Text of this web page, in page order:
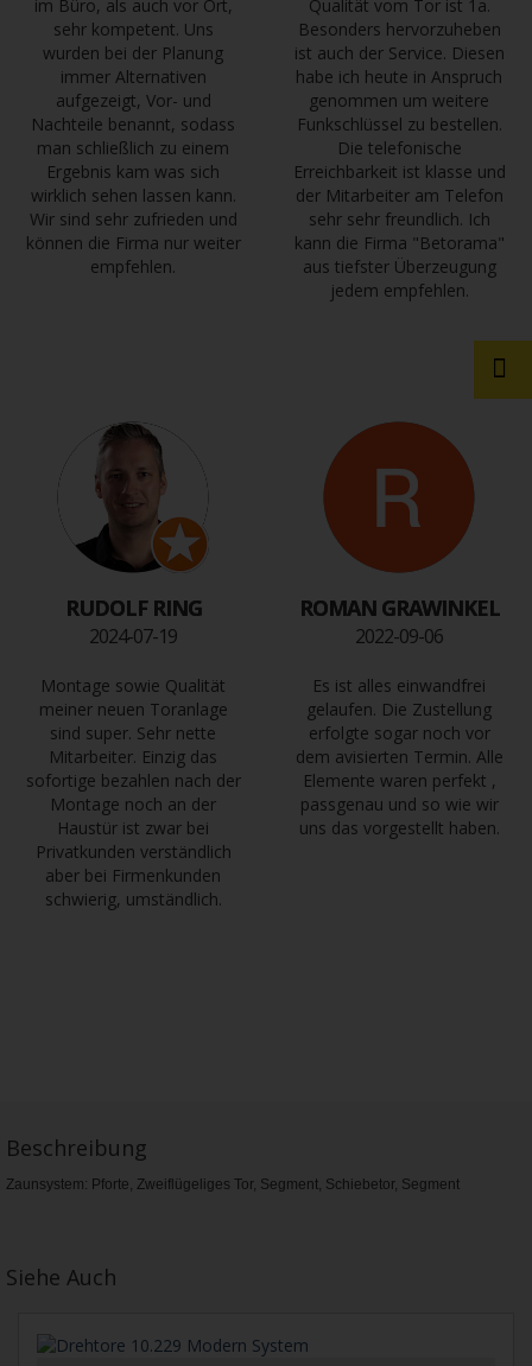
im Büro, als auch vor Ort,
sehr kompetent. Uns
wurden bei der Planung
immer Alternativen
aufgezeigt, Vor- und
Nachteile benannt, sodass
man schließlich zu einem
Ergebnis kam was sich
wirklich sehen lassen kann.
Wir sind sehr zufrieden und
können die Firma nur weiter
empfehlen.
Qualität vom Tor ist 1a.
Besonders hervorzuheben
ist auch der Service. Diesen
habe ich heute in Anspruch
genommen um weitere
Funkschlüssel zu bestellen.
Die telefonische
Erreichbarkeit ist klasse und
der Mitarbeiter am Telefon
sehr sehr freundlich. Ich
kann die Firma "Betorama"
aus tiefster Überzeugung
jedem empfehlen.
RUDOLF RING
2024-07-19
Montage sowie Qualität
meiner neuen Toranlage
sind super. Sehr nette
Mitarbeiter. Einzig das
sofortige bezahlen nach der
Montage noch an der
Haustür ist zwar bei
Privatkunden verständlich
aber bei Firmenkunden
schwierig, umständlich.
ROMAN GRAWINKEL
2022-09-06
Es ist alles einwandfrei
gelaufen. Die Zustellung
erfolgte sogar noch vor
dem avisierten Termin. Alle
Elemente waren perfekt ,
passgenau und so wie wir
uns das vorgestellt haben.
Beschreibung
Zaunsystem: Pforte, Zweiflügeliges Tor, Segment, Schiebetor, Segment
Siehe Auch